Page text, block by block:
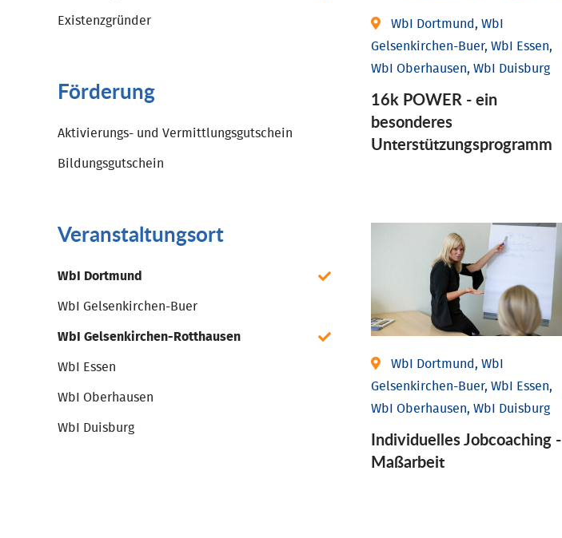
Existenzgründer
Förderung
Aktivierungs- und Vermittlungsgutschein
Bildungsgutschein
Veranstaltungsort
WbI Dortmund
WbI Gelsenkirchen-Buer
WbI Gelsenkirchen-Rotthausen
WbI Essen
WbI Oberhausen
WbI Duisburg
WbI Dortmund, WbI
Gelsenkirchen-Buer, WbI Essen,
WbI Oberhausen, WbI Duisburg
16k POWER - ein
besonderes
Unterstützungsprogramm
WbI Dortmund, WbI
Gelsenkirchen-Buer, WbI Essen,
WbI Oberhausen, WbI Duisburg
Individu­elles Job­coaching -
Maßarbeit